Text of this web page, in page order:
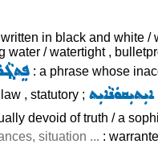
in black and white
/ watertight ,
: a phrase whose
, statutory ;
devoid of truth / a
situation ... :